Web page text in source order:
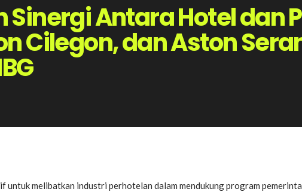
Antara Hotel dan
Cilegon, dan Aston
untuk melibatkan industri perhotelan dalam mendukung program